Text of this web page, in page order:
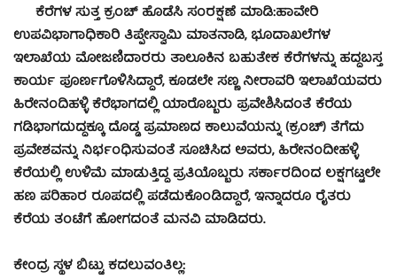
ಕೆರೆಗಳ ಸುತ್ತ ಕ್ರಂಚ್ ಹೊಡೆಸಿ ಸಂರಕ್ಷಣೆ ಮಾಡಿ:ಹಾವೇರಿ
ಉಪವಿಭಾಗಾಧಿಕಾರಿ ತಿಪ್ಪೇಸ್ವಾಮಿ ಮಾತನಾಡಿ, ಭೂದಾಖಲೆಗಳ
ಇಲಾಖೆಯ ಮೋಜಣಿದಾರರು ತಾಲೂಕಿನ ಬಹುತೇಕ ಕೆರೆಗಳನ್ನು ಹದ್ದಬಸ್ತ
ಕಾರ್ಯ ಪೂರ್ಣಗೊಳಿಸಿದ್ದಾರೆ, ಕೂಡಲೇ ಸಣ್ಣ ನೀರಾವರಿ ಇಲಾಖೆಯವರು
ಹಿರೇನಂದಿಹಳ್ಳಿ ಕೆರೆಭಾಗದಲ್ಲಿ ಯಾರೊಬ್ಬರು ಪ್ರವೇಶಿಸಿದಂತೆ ಕೆರೆಯ
ಗಡಿಭಾಗದುದ್ದಕ್ಕೂ ದೊಡ್ಡ ಪ್ರಮಾಣದ ಕಾಲುವೆಯನ್ನು (ಕ್ರಂಚ್) ತೆಗೆದು
ಪ್ರವೇಶವನ್ನು ನಿರ್ಭಂಧಿಸುವಂತೆ ಸೂಚಿಸಿದ ಅವರು, ಹಿರೇನಂದೀಹಳ್ಳಿ
ಕೆರೆಯಲ್ಲಿ ಉಳಿಮೆ ಮಾಡುತ್ತಿದ್ದ ಪ್ರತಿಯೊಬ್ಬರು ಸರ್ಕಾರದಿಂದ ಲಕ್ಷಗಟ್ಟಲೇ
ಹಣ ಪರಿಹಾರ ರೂಪದಲ್ಲಿ ಪಡೆದುಕೊಂಡಿದ್ದಾರೆ, ಇನ್ನಾದರೂ ರೈತರು
ಕೆರೆಯ ತಂಟೆಗೆ ಹೋಗದಂತೆ ಮನವಿ ಮಾಡಿದರು.
ಕೇಂದ್ರ ಸ್ಥಳ ಬಿಟ್ಟು ಕದಲುವಂತಿಲ್ಲ: